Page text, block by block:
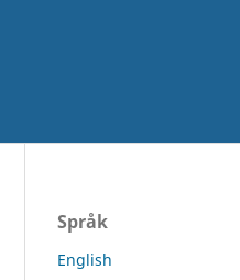
Språk
English